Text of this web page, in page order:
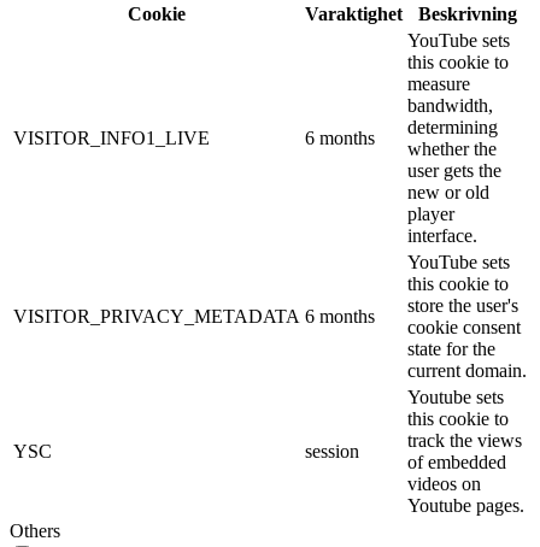
Cookie
Varaktighet Beskrivning
VISITOR_INFO1_LIVE 6 months
YouTube sets
this cookie to
measure
bandwidth,
determining
whether the
user gets the
new or old
player
interface.
VISITOR_PRIVACY_METADATA 6 months
YouTube sets
this cookie to
store the user's
cookie consent
state for the
current domain.
YSC session
Youtube sets
this cookie to
track the views
of embedded
videos on
Youtube pages.
Others